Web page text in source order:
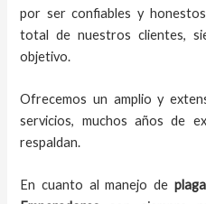
por ser confiables y
total de nuestros clientes,
objetivo.
Ofrecemos un amplio y
servicios, muchos años de
respaldan.
En cuanto al manejo de